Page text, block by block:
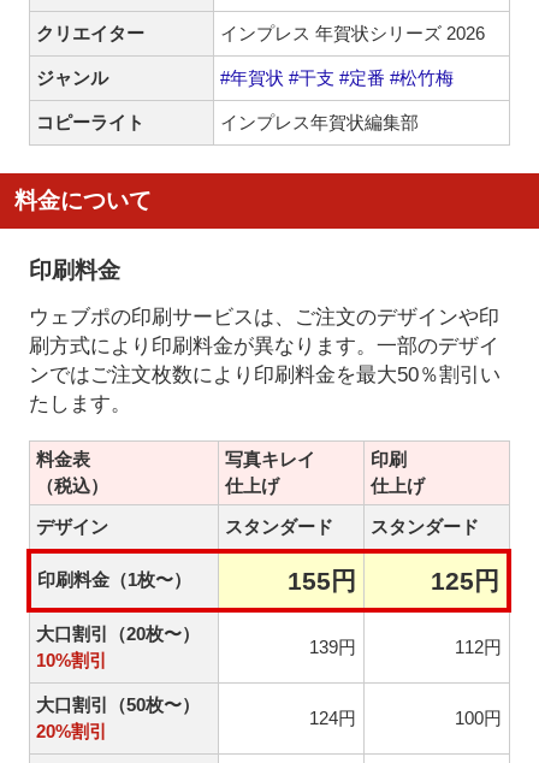
クリエイター インプレス 年賀状シリーズ 2026
ジャンル #年賀状 #干支 #定番 #松竹梅
コピーライト インプレス年賀状編集部
料金について
印刷料金
ウェブポの印刷サービスは、ご注文のデザインや印
刷方式により印刷料金が異なります。一部のデザイ
ンではご注文枚数により印刷料金を最大50％割引い
たします。
料金表
（税込）
写真キレイ
仕上げ
印刷
仕上げ
デザイン
スタンダード スタンダード
印刷料金（1枚〜） 155円 125円
大口割引（20枚〜）
10%割引
139円 112円
大口割引（50枚〜）
20%割引
124円 100円